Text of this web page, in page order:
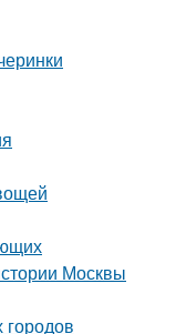
Москвы
городов